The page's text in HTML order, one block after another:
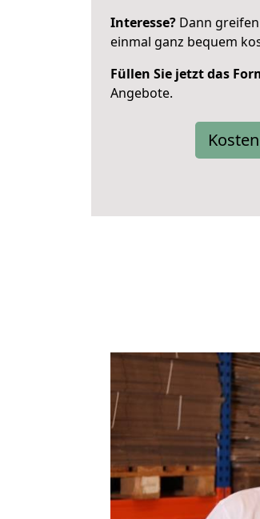
Interesse? Dann
einmal ganz bequem
Füllen Sie jetzt das
Angebote.